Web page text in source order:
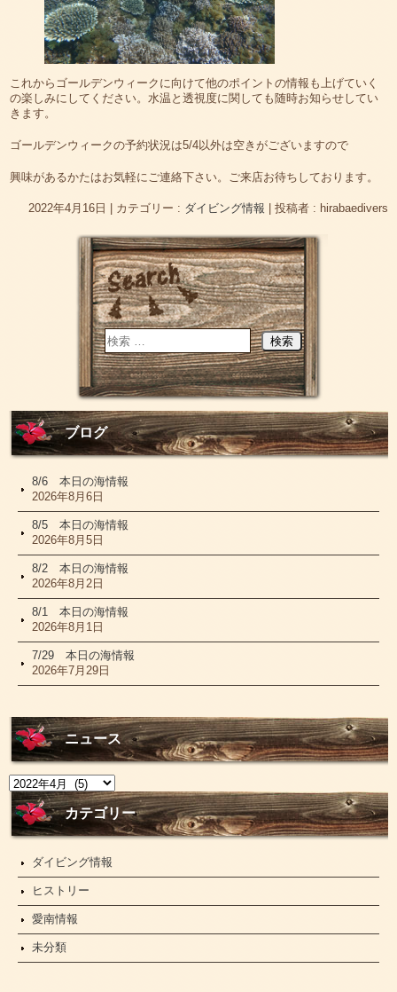
これからゴールデンウィークに向けて他のポイントの情報も上げていく
の楽しみにしてください。水温と透視度に関しても随時お知らせしてい
きます。
ゴールデンウィークの予約状況は5/4以外は空きがございますので
興味があるかたはお気軽にご連絡下さい。ご来店お待ちしております。
2022年4月16日 カテゴリー : ダイビング情報 投稿者 : hirabaedivers
ブログ
8/6 本日の海情報
2026年8月6日
8/5 本日の海情報
2026年8月5日
8/2 本日の海情報
2026年8月2日
8/1 本日の海情報
2026年8月1日
7/29 本日の海情報
2026年7月29日
ニュース
ニ
ュ
ー
カテゴリー
ダイビング情報
ヒストリー
愛南情報
未分類